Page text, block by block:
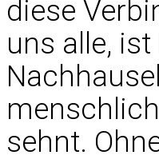
diese
uns alle,
sehnt.